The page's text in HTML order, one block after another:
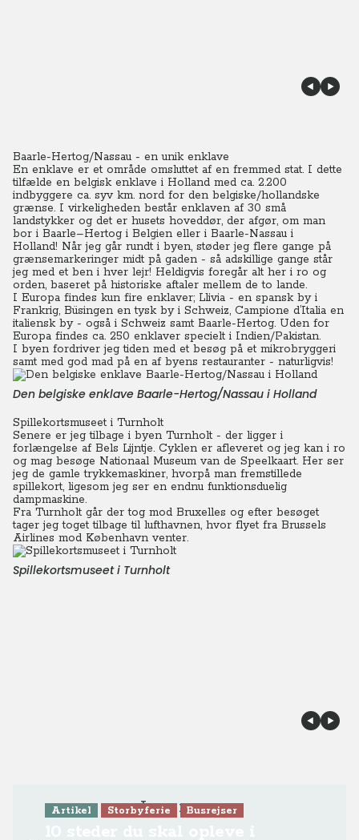
Baarle-Hertog/Nassau - en unik enklave
En enklave er et område omsluttet af en fremmed stat. I dette
tilfælde en belgisk enklave i Holland med ca. 2.200
indbyggere ca. syv km. nord for den belgiske/hollandske
grænse. I virkeligheden består enklaven af 30 små
landstykker og det er husets hoveddør, der afgør, om man
bor i Baarle–Hertog i Belgien eller i Baarle-Nassau i
Holland! Når jeg går rundt i byen, støder jeg flere gange på
grænsemarkeringer midt på gaden - så adskillige gange står
jeg med et ben i hver lejr! Heldigvis foregår alt her i ro og
orden, baseret på historiske aftaler mellem de to lande.
I Europa findes kun fire enklaver; Llivia - en spansk by i
Frankrig, Büsingen en tysk by i Schweiz, Campione d’Italia en
italiensk by - også i Schweiz samt Baarle-Hertog. Uden for
Europa findes ca. 250 enklaver specielt i Indien/Pakistan.
I byen fordriver jeg tiden med et besøg på et mikrobryggeri
samt med god mad på en af byens restauranter - naturligvis!
Den belgiske enklave Baarle-Hertog/Nassau i Holland
Spillekortsmuseet i Turnholt
Senere er jeg tilbage i byen Turnholt - der ligger i
forlængelse af Bels Lijntje. Cyklen er afleveret og jeg kan i ro
og mag besøge Nationaal Museum van de Speelkaart. Her ser
jeg de gamle trykkemaskiner, hvorpå man fremstillede
spillekort, ligesom jeg ser en endnu funktionsduelig
dampmaskine.
Fra Turnholt går der tog mod Bruxelles og efter besøget
tager jeg toget tilbage til lufthavnen, hvor flyet fra Brussels
Airlines mod København venter.
Spillekortsmuseet i Turnholt
Læs mere
Artikel Storbyferie Busrejser